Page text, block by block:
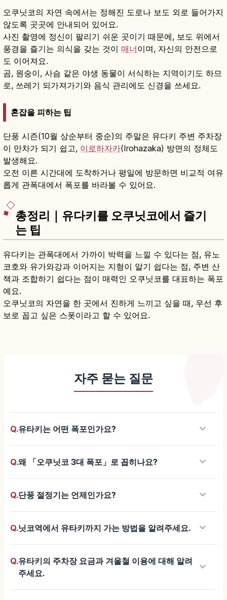
오쿠닛코의 자연 속에서는 정해진 도로나 보도 외로 들어가지
않도록 곳곳에 안내되어 있어요.
사진 촬영에 정신이 팔리기 쉬운 곳이기 때문에, 보도 위에서
풍경을 즐기는 의식을 갖는 것이 매너이며, 자신의 안전으로
도 이어져요.
곰, 원숭이, 사슴 같은 야생 동물이 서식하는 지역이기도 하므
로, 쓰레기 되가져가기와 음식 관리에도 신경을 쓰세요.
혼잡을 피하는 팁
단풍 시즌(10월 상순부터 중순)의 주말은 유다키 주변 주차장
이 만차가 되기 쉽고, 이로하자카(Irohazaka) 방면의 정체도
발생해요.
오전 이른 시간대에 도착하거나 평일에 방문하면 비교적 여유
롭게 관폭대에서 폭포를 바라볼 수 있어요.
총정리｜유다키를 오쿠닛코에서 즐기
는 팁
유다키는 관폭대에서 가까이 박력을 느낄 수 있다는 점, 유노
코호와 유가와강과 이어지는 지형이 알기 쉽다는 점, 주변 산
책과 조합하기 쉽다는 점이 매력인 오쿠닛코를 대표하는 폭포
예요.
오쿠닛코의 자연을 한 곳에서 진하게 느끼고 싶을 때, 우선 후
보로 꼽고 싶은 스폿이라고 할 수 있어요.
자주 묻는 질문
Q.유타키는 어떤 폭포인가요? keyboard_arrow_down
Q.왜 「오쿠닛코 3대 폭포」로 꼽히나요? keyboard_arrow_down
Q.단풍 절정기는 언제인가요? keyboard_arrow_down
Q.닛코역에서 유타키까지 가는 방법을 알려주세요. keyboard_arrow_down
Q.유타키의 주차장 요금과 겨울철 이용에 대해 알려
주세요.
keyboard_arrow_down